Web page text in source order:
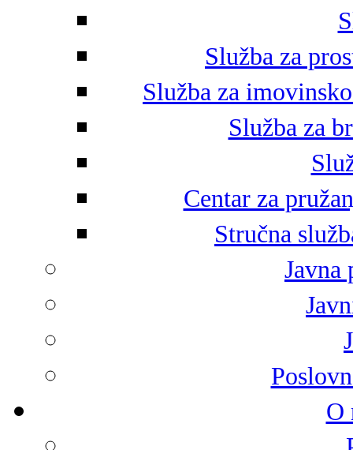
Služba za
Služba za
Služba za
Centar za
Stručna
Javna
O